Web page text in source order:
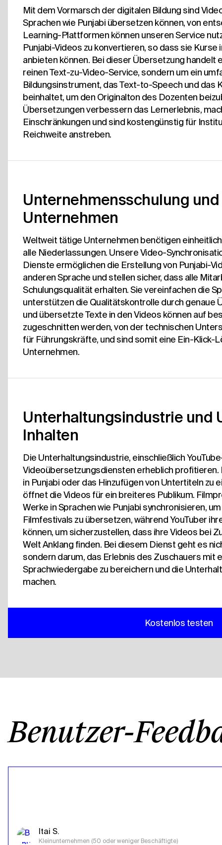
Mit dem Vormarsch der digitalen Bildung sind
Sprachen wie Punjabi übersetzen können, von
Learning-Plattformen können unseren Service
Punjabi-Videos zu konvertieren, so dass sie Kurse
anbieten können. Bei dieser Übersetzung handelt
reinen Text-zu-Video-Service, sondern um ein
Bildungsinstrument, das Text-to-Speech und das
beinhaltet, um den Originalton des Dozenten
Übersetzungen verbessern das Lernerlebnis,
Einschränkungen und sind kostengünstig für
Reichweite anstreben.
Unternehmensschulung
Unternehmen
Weltweit tätige Unternehmen benötigen
alle Niederlassungen. Unsere Video-
Dienste ermöglichen die Erstellung von Punjabi-
anderen Sprache und stellen sicher, dass alle
Schulungsqualität erhalten. Sie vereinfachen die
unterstützen die Qualitätskontrolle durch genaue
und übersetzte Texte in den Videos können auf
zugeschnitten werden, von der technischen
für Führungskräfte, und sind somit eine Ein-Klick-
Unternehmen.
Unterhaltungsindustrie und
Inhalten
Die Unterhaltungsindustrie, einschließlich
Videoübersetzungsdiensten erheblich profitieren.
in Punjabi oder das Hinzufügen von Untertiteln zu
öffnet die Videos für ein breiteres Publikum.
Werke in Sprachen wie Punjabi synchronisieren,
Filmfestivals zu übersetzen, während YouTuber
können, um sicherzustellen, dass ihre Videos bei
Welt Anklang finden. Bei diesem Dienst geht es
sondern darum, das Erlebnis des Zuschauers mit
Sprachwiedergabe zu bereichern und die
machen.
Kostenlos testen
Benutzer-
Itai S.
Kleinunternehmen (50 oder weniger Beschäftigte)